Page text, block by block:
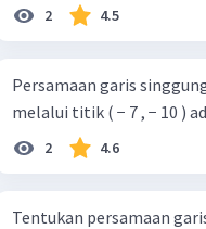
2 4.5
Persamaan garis
melalui titik ( − 7 , − 10 )
2 4.6
Tentukan persamaan